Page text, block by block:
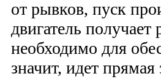
от рывков, пуск
двигатель
необходимо для
значит, идет